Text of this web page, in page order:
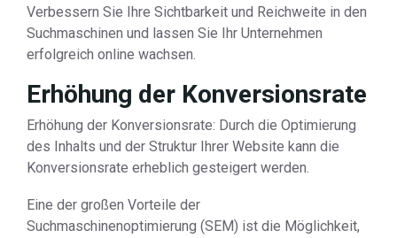
Verbessern Sie Ihre Sichtbarkeit und Reichweite in den
Suchmaschinen und lassen Sie Ihr Unternehmen
erfolgreich online wachsen.
Erhöhung der Konversionsrate
Erhöhung der Konversionsrate: Durch die Optimierung
des Inhalts und der Struktur Ihrer Website kann die
Konversionsrate erheblich gesteigert werden.
Eine der großen Vorteile der
Suchmaschinenoptimierung (SEM) ist die Möglichkeit,